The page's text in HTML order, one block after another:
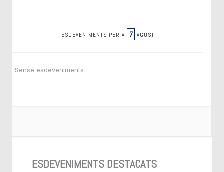
ESDEVENIMENTS PER A 7 AGOST
Sense esdeveniments
ESDEVENIMENTS DESTACATS